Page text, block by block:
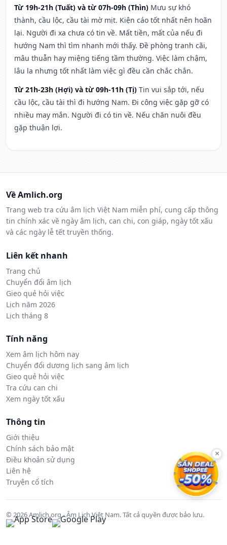
Từ 19h-21h (Tuất) và từ 07h-09h (Thìn) Mưu sự khó
thành, cầu lộc, cầu tài mờ mịt. Kiện cáo tốt nhất nên hoãn
lại. Người đi xa chưa có tin về. Mất tiền, mất của nếu đi
hướng Nam thì tìm nhanh mới thấy. Đề phòng tranh cãi,
mâu thuẫn hay miệng tiếng tầm thường. Việc làm chậm,
lâu la nhưng tốt nhất làm việc gì đều cần chắc chắn.
Từ 21h-23h (Hợi) và từ 09h-11h (Tị) Tin vui sắp tới, nếu
cầu lộc, cầu tài thì đi hướng Nam. Đi công việc gặp gỡ có
nhiều may mắn. Người đi có tin về. Nếu chăn nuôi đều
gặp thuận lợi.
Về Amlich.org
Trang web tra cứu âm lịch Việt Nam miễn phí, cung cấp thông
tin chính xác về ngày âm lịch, can chi, con giáp, ngày tốt xấu
và các ngày lễ tết truyền thống.
Liên kết nhanh
Trang chủ
Chuyển đổi âm lịch
Gieo quẻ hỏi việc
Lịch năm 2026
Lịch tháng 8
Tính năng
Xem âm lịch hôm nay
Chuyển đổi dương lịch sang âm lịch
Gieo quẻ hỏi việc
Tra cứu can chi
Xem ngày tốt xấu
Thông tin
Giới thiệu
Chính sách bảo mật
Điều khoản sử dụng
Liên hệ
Truyện cổ tích
© 2026 Amlich.org - Âm Lịch Việt Nam. Tất cả quyền được bảo lưu.
×